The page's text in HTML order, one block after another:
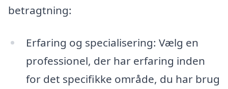
betragtning:
Erfaring og specialisering: Vælg en
professionel, der har erfaring inden
for det specifikke område, du har brug